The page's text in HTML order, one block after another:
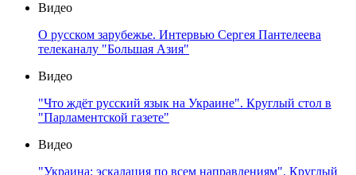
Видео
О русском зарубежье. Интервью Сергея Пантелеева
телеканалу "Большая Азия"
Видео
"Что ждёт русский язык на Украине". Круглый стол в
"Парламентской газете"
Видео
"Украина: эскалация по всем направлениям". Круглый